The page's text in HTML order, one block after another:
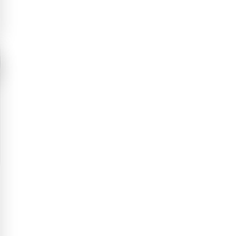
aos favoritos